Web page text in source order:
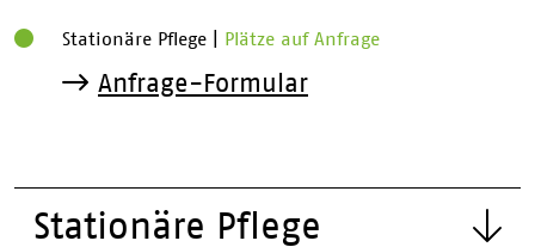
Stationäre Pflege Plätze auf Anfrage
Anfrage-Formular
Stationäre Pflege